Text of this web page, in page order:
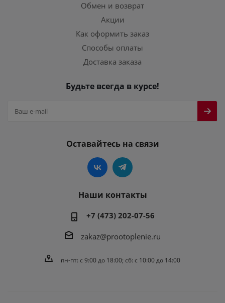
Обмен и возврат
Акции
Как оформить заказ
Способы оплаты
Доставка заказа
Будьте всегда в курсе!
Оставайтесь на связи
Наши контакты
+7 (473) 202-07-56
zakaz@prootoplenie.ru
пн-пт: c 9:00 до 18:00; сб: с 10:00 до 14:00